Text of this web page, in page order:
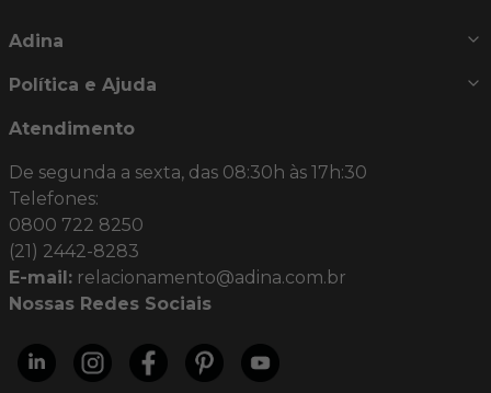
Adina
Política e Ajuda
Atendimento
De segunda a sexta, das 08:30h às 17h:30
Telefones:
0800 722 8250
(21) 2442-8283
E-mail: relacionamento@adina.com.br
Nossas Redes Sociais